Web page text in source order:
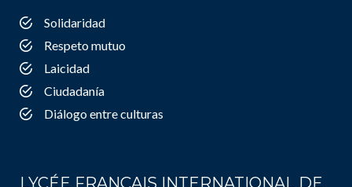
Solidaridad
Respeto mutuo
Laicidad
Ciudadanía
Diálogo entre culturas
LYCÉE FRANÇAIS INTERNATIONAL DE